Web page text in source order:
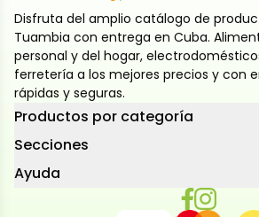
Disfruta del amplio catálogo de
Tuambia con entrega en Cuba.
personal y del hogar,
ferretería a los mejores precios y con
rápidas y seguras.
Productos por categoría
Secciones
Ayuda